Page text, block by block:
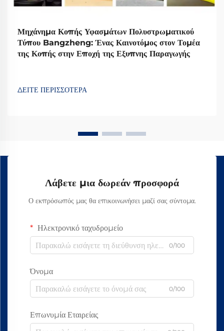
Μηχάνημα Κοπής Υφασμάτων Πολυστρωματικού
Τύπου Bangzheng: Ένας Καινοτόμος στον Τομέα
της Κοπής στην Εποχή της Εξυπνης Παραγωγής
ΔΕΙΤΕ ΠΕΡΙΣΣΟΤΕΡΑ
Λάβετε μια δωρεάν προσφορά
Ο εκπρόσωπός μας θα επικοινωνήσει μαζί σας σύντομα.
Ηλεκτρονικό ταχυδρομείο
0/100
Όνομα
0/100
Επωνυμία Εταιρείας